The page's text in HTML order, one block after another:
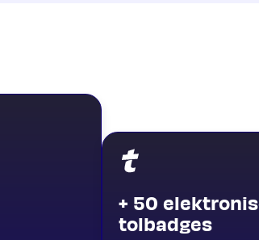
Image
+ 50
tolbadges